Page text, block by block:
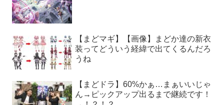
【まどマギ】【画像】まどか達の新衣
装ってどういう経緯で出てくるんだろ
うね
【まどドラ】60%かぁ…まぁいいじゃ
ん→ピックアップ出るまで継続です！